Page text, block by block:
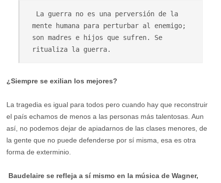
mente humana para perturbar al enemigo;
son madres e hijos que sufren. Se
ritualiza la guerra.
¿Siempre se exilian los mejores?
La tragedia es igual para todos pero cuando hay que reconstruir
el país echamos de menos a las personas más talentosas. Aun
así, no podemos dejar de apiadarnos de las clases menores, de
la gente que no puede defenderse por sí misma, esa es otra
forma de exterminio.
Baudelaire se refleja a sí mismo en la música de Wagner,